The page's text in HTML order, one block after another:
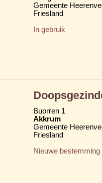
Gemeente
Friesland
In gebruik
Buorren 1
Akkrum
Gemeente
Friesland
Nieuwe bestemming